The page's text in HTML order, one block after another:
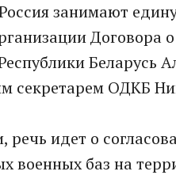
занимают
Договора
Беларусь
секретарем ОДКБ
речь идет о
военных баз на